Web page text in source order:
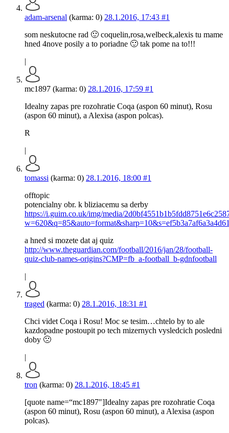
adam-arsenal (karma: 0) 28.1.2016, 17:43 #1
som neskutocne rad 🙂 coquelin,rosa,welbeck,alexis tu mame
hned 4nove posily a to poriadne 🙂 tak pome na to!!!
|
mc1897 (karma: 0) 28.1.2016, 17:59 #1
Idealny zapas pre rozohratie Coqa (aspon 60 minut), Rosu
(aspon 60 minut), a Alexisa (aspon polcas).
R
|
tomassi (karma: 0) 28.1.2016, 18:00 #1
offtopic
potencialny obr. k bliziacemu sa derby
https://i.guim.co.uk/img/media/
a hned si mozete dat aj quiz
http://www.theguardian.com/football/2016/jan/28/football-
quiz-club-names-origins?CMP=fb_a-football_b-gdnfootball
|
traged (karma: 0) 28.1.2016, 18:31 #1
Chci videt Coqa i Rosu! Moc se tesim…chtelo by to ale
kazdopadne postoupit po tech mizernych vysledcich posledni
doby 🙁
|
tron (karma: 0) 28.1.2016, 18:45 #1
[quote name=“mc1897″]Idealny zapas pre rozohratie Coqa
(aspon 60 minut), Rosu (aspon 60 minut), a Alexisa (aspon
polcas).